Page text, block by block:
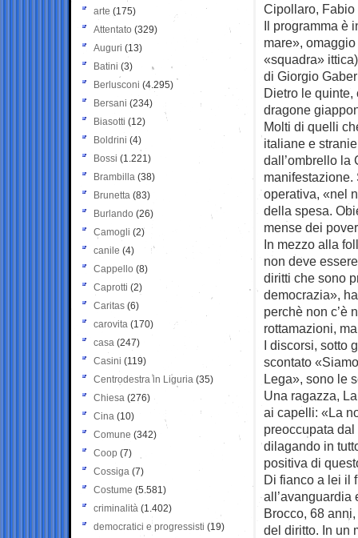
Cipollaro, Fabio
Il programma è
mare»,
«squadra»
di Giorgio Gaber
Dietro le quinte,
dragone
Molti di quelli
italiane e
dall’ombrello la
manifestazione.
operativa, «nel
della spesa.
mense dei
In mezzo alla
non deve
diritti che sono
democrazia»,
perchè non c’è
rottamazioni,
I discorsi, sotto
scontato
Lega», sono le
Una ragazza,
ai capelli: «La
preoccupata
dilagando in
positiva di
Di fianco a lei il
all’avanguardia
Brocco, 68
del diritto. In un
arte (175)
Attentato (329)
Auguri (13)
Batini (3)
Berlusconi (4.295)
Bersani (234)
Biasotti (12)
Boldrini (4)
Bossi (1.221)
Brambilla (38)
Brunetta (83)
Burlando (26)
Camogli (2)
canile (4)
Cappello (8)
Caprotti (2)
Caritas (6)
carovita (170)
casa (247)
Casini (119)
Centrodestra in Liguria (35)
Chiesa (276)
Cina (10)
Comune (342)
Coop (7)
Cossiga (7)
Costume (5.581)
criminalità (1.402)
democratici e progressisti (19)